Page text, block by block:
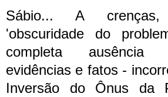
Sábio... A
'obscuridade do
completa
evidências e fatos -
Inversão do Ônus da